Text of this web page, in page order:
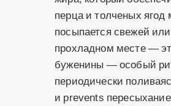
перца и толченых
посыпается свежей
прохладном месте —
буженины — особый
периодически
и prevents